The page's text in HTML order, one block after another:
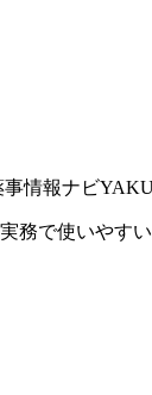
事情報ナビ
務で使いやす